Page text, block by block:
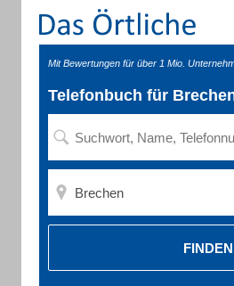
Mit Bewertungen für über 1 Mio.
Telefonbuch für
FINDEN